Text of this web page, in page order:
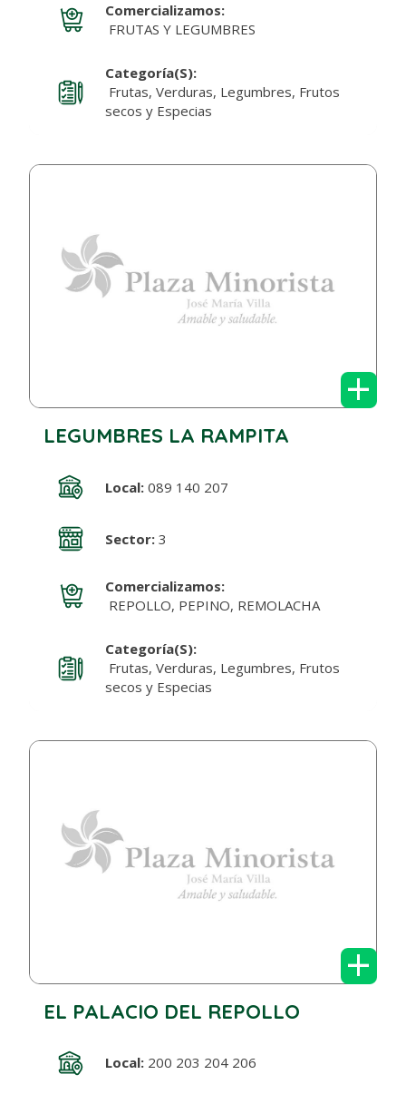
Comercializamos:
FRUTAS Y LEGUMBRES
Categoría(s):
Frutas, Verduras, Legumbres, Frutos
secos y Especias
+
LEGUMBRES LA RAMPITA
Local:089 140 207
Sector:3
Comercializamos:
REPOLLO, PEPINO, REMOLACHA
Categoría(s):
Frutas, Verduras, Legumbres, Frutos
secos y Especias
+
EL PALACIO DEL REPOLLO
Local:200 203 204 206